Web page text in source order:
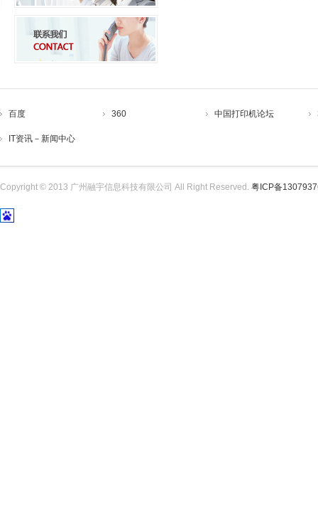
百度 360 中国打印机论坛
IT资讯－新闻中心
Copyright © 2013 广州融宇信息科技有限公司 All Right Reserved. 粤ICP备